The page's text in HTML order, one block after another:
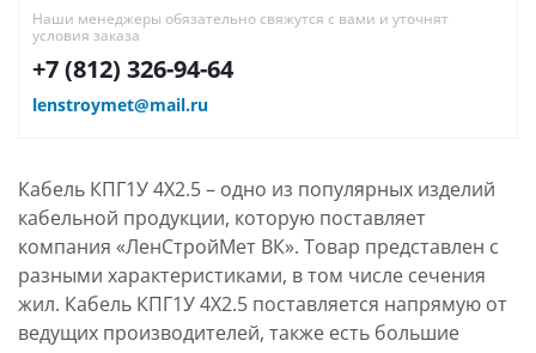
Наши менеджеры обязательно свяжутся с вами и уточнят
условия заказа
+7 (812) 326-94-64
lenstroymet@mail.ru
Кабель КПГ1У 4Х2.5 – одно из популярных изделий
кабельной продукции, которую поставляет
компания «ЛенСтройМет ВК». Товар представлен с
разными характеристиками, в том числе сечения
жил. Кабель КПГ1У 4Х2.5 поставляется напрямую от
ведущих производителей, также есть большие